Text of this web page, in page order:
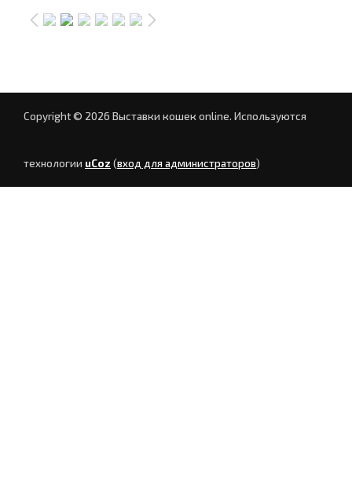
Copyright © 2026 Выставки кошек online. Используются
технологии uCoz (вход для администраторов)